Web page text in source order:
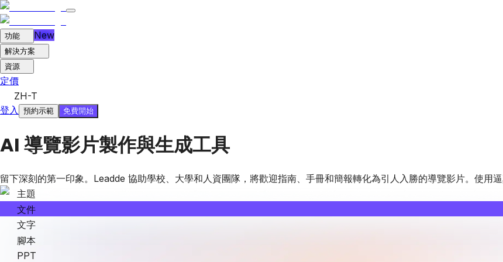
功能 New
解決方案
資源
定價
ZH-T
登入
預約示範 免費開始
AI 導覽影片製作與生成工具
留下深刻的第一印象。Leadde 協助學校、大學和人資團隊，將歡迎指南、手冊和簡報轉化為引人入勝的導覽影片。使用
主題
文件
文字
腳本
PPT